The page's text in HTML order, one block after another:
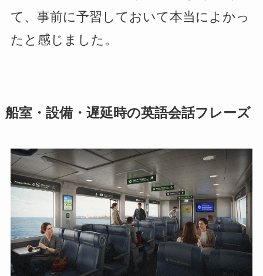
て、事前に予習しておいて本当によかっ
たと感じました。
船室・設備・遅延時の英語会話フレーズ